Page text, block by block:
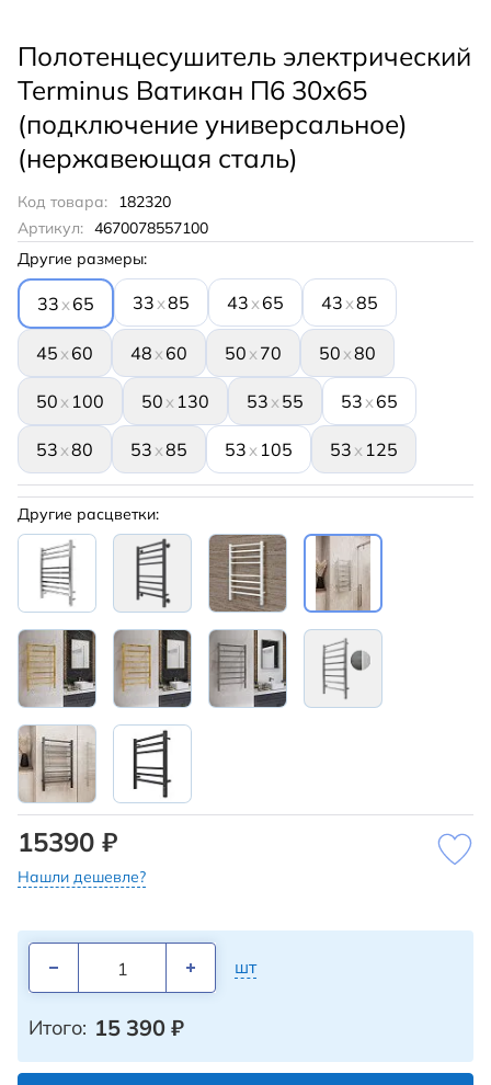
Полотенцесушитель электрический
Terminus Ватикан П6 30х65
(подключение универсальное)
(нержавеющая сталь)
Код товара:
182320
Артикул: 4670078557100
Другие размеры:
33 x 65 33 x85 43 x 65 43 x85
45 x 60 48 x 60 50 x 70 50 x80
50 x 100 50 x 130 53 x 55 53 x 65
53 x80 53 x85 53 x 105 53 x 125
Другие расцветки:
15390 ₽
Нашли дешевле?
шт
Итого: 15 390 ₽